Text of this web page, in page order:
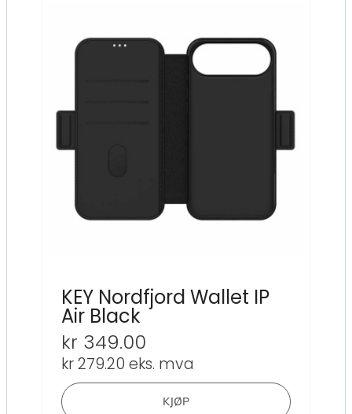
KEY Nordfjord Wallet IP
Air Black
kr 349.00
kr279.20 eks. mva
KJØP